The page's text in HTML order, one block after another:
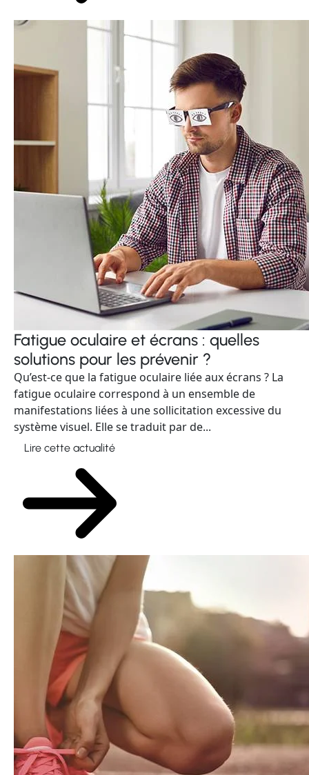
Fatigue oculaire et écrans : quelles
solutions pour les prévenir ?
Qu’est-ce que la fatigue oculaire liée aux écrans ? La
fatigue oculaire correspond à un ensemble de
manifestations liées à une sollicitation excessive du
système visuel. Elle se traduit par de...
Lire cette actualité